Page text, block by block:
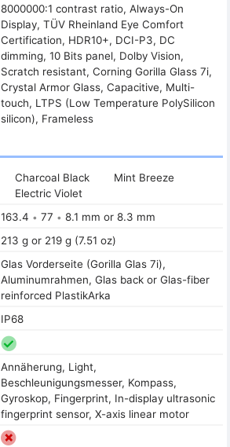
8000000:1 contrast ratio, Always-On
Display, TÜV Rheinland Eye Comfort
Certification, HDR10+, DCI-P3, DC
dimming, 10 Bits panel, Dolby Vision,
Scratch resistant, Corning Gorilla Glass 7i,
Crystal Armor Glass, Capacitive, Multi-
touch, LTPS (Low Temperature PolySilicon
silicon), Frameless
Charcoal Black
Mint Breeze
Electric Violet
163.4 • 77 • 8.1 mm or 8.3 mm
213 g or 219 g (7.51 oz)
Glas Vorderseite (Gorilla Glas 7i),
Aluminumrahmen, Glas back or Glas-fiber
reinforced PlastikArka
IP68
Annäherung, Light,
Beschleunigungsmesser, Kompass,
Gyroskop, Fingerprint, In-display ultrasonic
fingerprint sensor, X-axis linear motor